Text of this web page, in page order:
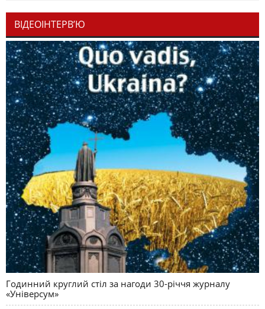
ВІДЕОІНТЕРВ’Ю
Годинний круглий стіл за нагоди 30-річчя журналу
«Універсум»